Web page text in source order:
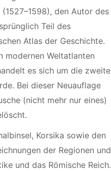
den Autor des
Teil des
Atlas der Geschichte.
modernen Weltatlanten
es sich um die zweite
Bei dieser Neuauflage
(nicht mehr nur eines)
Korsika sowie den
der Regionen und
und das Römische Reich.